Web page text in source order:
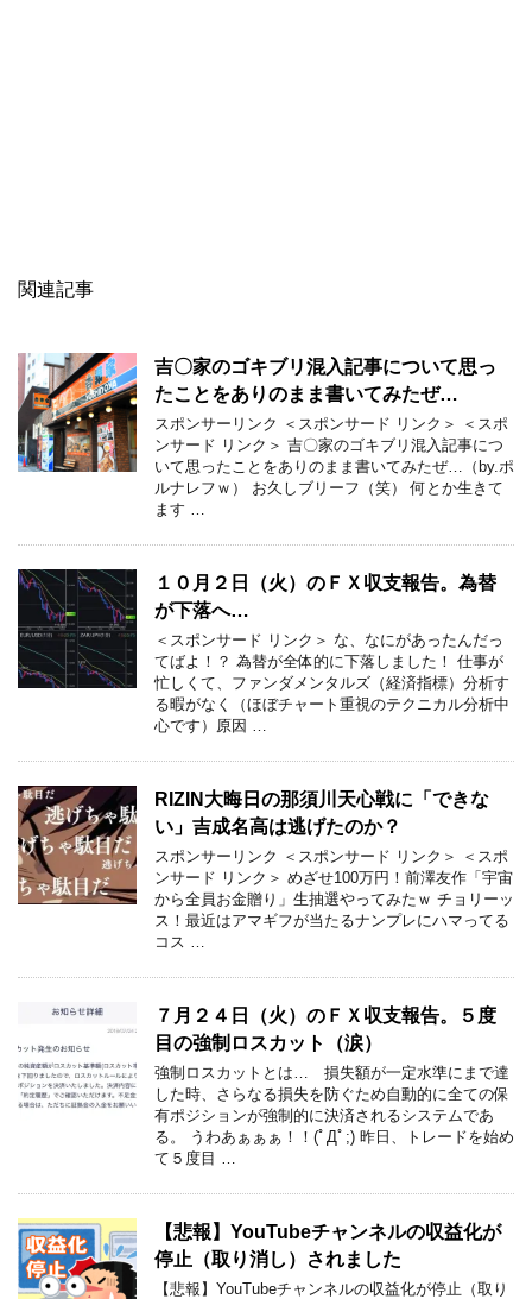
関連記事
吉〇家のゴキブリ混入記事について思っ
たことをありのまま書いてみたぜ…
スポンサーリンク ＜スポンサード リンク＞ ＜スポ
ンサード リンク＞ 吉〇家のゴキブリ混入記事につ
いて思ったことをありのまま書いてみたぜ…（by.ポ
ルナレフｗ） お久しブリーフ（笑） 何とか生きて
ます …
１０月２日（火）のＦＸ収支報告。為替
が下落へ…
＜スポンサード リンク＞ な、なにがあったんだっ
てばよ！？ 為替が全体的に下落しました！ 仕事が
忙しくて、ファンダメンタルズ（経済指標）分析す
る暇がなく（ほぼチャート重視のテクニカル分析中
心です）原因 …
RIZIN大晦日の那須川天心戦に「できな
い」吉成名高は逃げたのか？
スポンサーリンク ＜スポンサード リンク＞ ＜スポ
ンサード リンク＞ めざせ100万円！前澤友作「宇宙
から全員お金贈り」生抽選やってみたｗ チョリーッ
ス！最近はアマギフが当たるナンプレにハマってる
コス …
７月２４日（火）のＦＸ収支報告。５度
目の強制ロスカット（涙）
強制ロスカットとは… 損失額が一定水準にまで達
した時、さらなる損失を防ぐため自動的に全ての保
有ポジションが強制的に決済されるシステムであ
る。 うわあぁぁぁ！！(ﾟДﾟ;) 昨日、トレードを始め
て５度目 …
【悲報】YouTubeチャンネルの収益化が
停止（取り消し）されました
【悲報】YouTubeチャンネルの収益化が停止（取り